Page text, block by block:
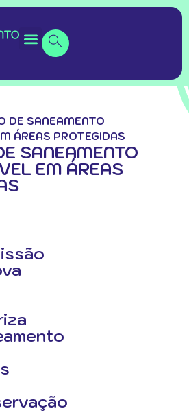
DE SANEAMENTO
ÁREAS PROTEGIDAS
SANEAMENTO
EM ÁREAS